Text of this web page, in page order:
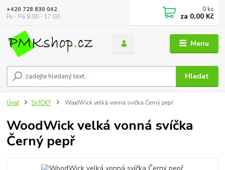
Menu
Hledat
+420 728 830 042
Po - Pá 8:00 - 17:00
0 ks
za 0,00 Kč
Úvod SVÍČKY WoodWick velká vonná svíčka Černý pepř
WoodWick velká vonná svíčka
Černý pepř